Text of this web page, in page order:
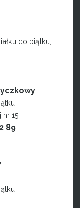
do piątku,
15
89